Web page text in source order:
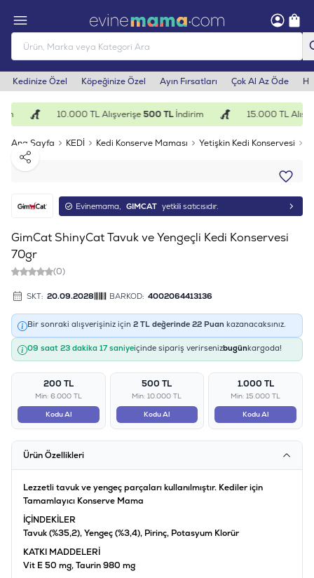
Kedinize Özel Köpeğinize Özel Ayın Fırsatları Çok Al Az Öde
10.000 TL Alışverişe500 TLİndirim 15.000 TL
Ana Sayfa KEDİ Kedi Konserve Maması Yetişkin Kedi Konservesi
Paylaş
Evinemama, GIMCAT yetkili satıcısıdır.
GimCat ShinyCat Tavuk ve Yengeçli Kedi Konservesi
70gr
(0)
SKT: 20.09.2028 BARKOD: 4002064413136
Bir sonraki alışverişiniz için 2 TL değerinde 22 Puan kazanacaksınız.
09 saat 23 dakika 17 saniyeiçinde sipariş verirsenizbugünkargoda!
200 TL
Min: 6.000 TL
Kodu Al
500 TL
Min: 10.000 TL
Kodu Al
1.000 TL
Min: 15.000 TL
Kodu Al
Ürün Özellikleri
Lezzetli tavuk ve yengeç parçaları kullanılmıştır. Kediler için
Tamamlayıcı Konserve Mama
İÇİNDEKİLER
Tavuk (%35,2), Yengeç (%3,4), Pirinç, Potasyum Klorür
KATKI MADDELERİ
Vit E 50 mg, Taurin 980 mg